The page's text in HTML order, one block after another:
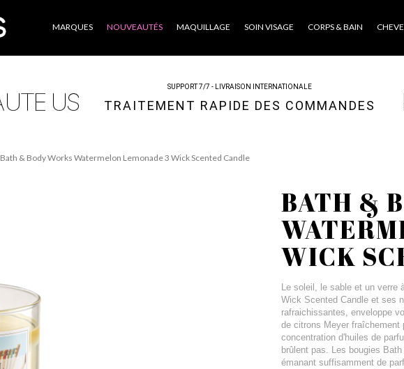
MARQUES NOUVEAUTÉS MAQUILLAGE SOIN VISAGE CORPS & BAIN
SUPPORT 7/7 - LIVRAISON INTERNATIONALE
TRAITEMENT RAPIDE DES COMMANDES
Bath & Body Works Watermelon Lemonade 3 Wick Scented Candle
BATH &
WICK
Le soleil, le sable et un verre
Wick Scented Candle et ses
rafraichissantes, enveloppe
de citrons Meyer fraîchement
concentration d'huiles de
brûlent pas. Les bougies
émanant suffisamment de